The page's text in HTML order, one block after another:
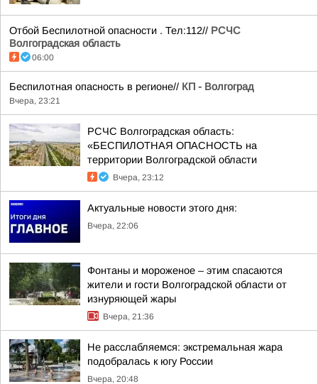
Отбой Беспилотной опасности . Тел:112// РСЧС
Волгоградская область
06:00
Беспилотная опасность в регионе// КП - Волгоград
Вчера, 23:21
РСЧС Волгоградская область:
«БЕСПИЛОТНАЯ ОПАСНОСТЬ на
территории Волгоградской области
Вчера, 23:12
Актуальные новости этого дня:
Вчера, 22:06
Фонтаны и мороженое – этим спасаются
жители и гости Волгоградской области от
изнуряющей жары
Вчера, 21:36
Не расслабляемся: экстремальная жара
подобралась к югу России
Вчера, 20:48